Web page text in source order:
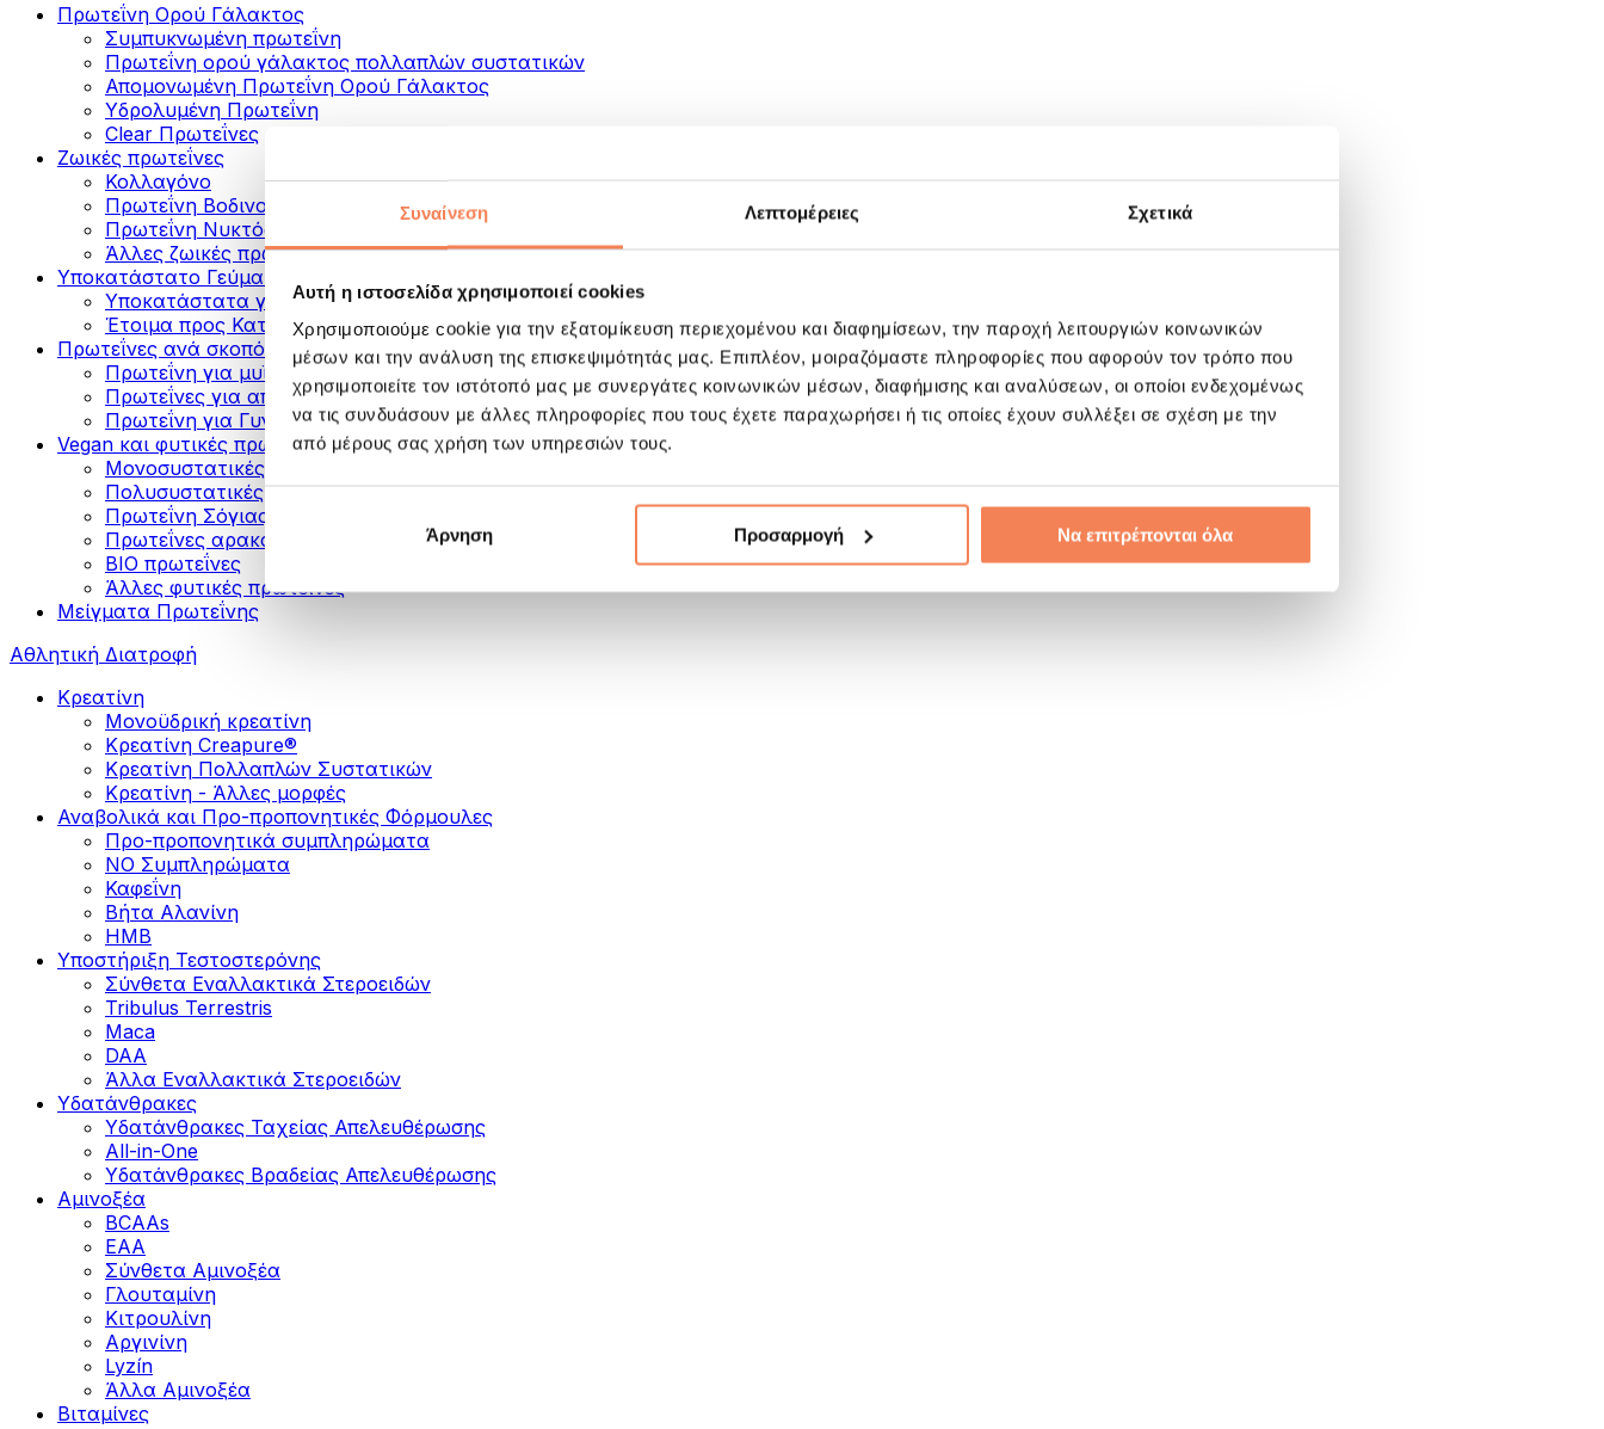
Συναίνεση Λεπτομέρειες Σχετικά
Αυτή η ιστοσελίδα χρησιμοποιεί cookies
Χρησιμοποιούμε cookie για την εξατομίκευση περιεχομένου και διαφημίσεων, την παροχή λειτουργιών κοινωνικών
μέσων και την ανάλυση της επισκεψιμότητάς μας. Επιπλέον, μοιραζόμαστε πληροφορίες που αφορούν τον τρόπο που
χρησιμοποιείτε τον ιστότοπό μας με συνεργάτες κοινωνικών μέσων, διαφήμισης και αναλύσεων, οι οποίοι ενδεχομένως
να τις συνδυάσουν με άλλες πληροφορίες που τους έχετε παραχωρήσει ή τις οποίες έχουν συλλέξει σε σχέση με την
από μέρους σας χρήση των υπηρεσιών τους.
Άρνηση Προσαρμογή Να επιτρέπονται όλα
Πρωτεΐνη Ορού Γάλακτος
Συμπυκνωμένη πρωτεΐνη
Πρωτεΐνη ορού γάλακτος πολλαπλών συστατικών
Απομονωμένη Πρωτεΐνη Ορού Γάλακτος
Υδρολυμένη Πρωτεΐνη
Clear Πρωτεΐνες
Ζωικές πρωτεΐνες
Κολλαγόνο
Πρωτεΐνη Βοδινού
Πρωτεΐνη Νυκτός
Άλλες ζωικές πρωτεΐνες
Υποκατάστατο Γεύματος
Υποκατάστατα γεύματος σε σκόνη
Έτοιμα προς Κατανάλωση Πρωτεϊνικά Ροφήματα
Πρωτεΐνες ανά σκοπό
Πρωτεΐνη για μυϊκή ανάπτυξη
Πρωτεΐνες για απώλεια βάρους
Πρωτεΐνη για Γυναίκες
Vegan και φυτικές πρωτεΐνες
Μονοσυστατικές Φυτικές Πρωτεΐνες
Πολυσυστατικές Φυτικές Πρωτεΐνες
Πρωτεΐνη Σόγιας
Πρωτεΐνες αρακά
ΒIO πρωτεΐνες
Άλλες φυτικές πρωτεΐνες
Μείγματα Πρωτεΐνης
Αθλητική Διατροφή
Κρεατίνη
Μονοϋδρική κρεατίνη
Κρεατίνη Creapure®
Κρεατίνη Πολλαπλών Συστατικών
Κρεατίνη - Άλλες μορφές
Αναβολικά και Προ-προπονητικές Φόρμουλες
Προ-προπονητικά συμπληρώματα
ΝΟ Συμπληρώματα
Καφεΐνη
Βήτα Αλανίνη
HMB
Υποστήριξη Τεστοστερόνης
Σύνθετα Εναλλακτικά Στεροειδών
Tribulus Terrestris
Maca
DAA
Άλλα Εναλλακτικά Στεροειδών
Υδατάνθρακες
Υδατάνθρακες Ταχείας Απελευθέρωσης
All-in-One
Υδατάνθρακες Βραδείας Απελευθέρωσης
Αμινοξέα
BCAAs
EAA
Σύνθετα Αμινοξέα
Γλουταμίνη
Κιτρουλίνη
Αργινίνη
Lyzín
Άλλα Αμινοξέα
Βιταμίνες